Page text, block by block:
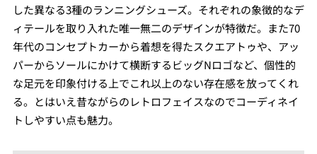
した異なる3種のランニングシューズ。それぞれの象徴的なデ
ィテールを取り入れた唯一無二のデザインが特徴だ。また70
年代のコンセプトカーから着想を得たスクエアトゥや、アッ
パーからソールにかけて横断するビッグNロゴなど、個性的
な足元を印象付ける上でこれ以上のない存在感を放ってくれ
る。とはいえ昔ながらのレトロフェイスなのでコーディネイ
トしやすい点も魅力。